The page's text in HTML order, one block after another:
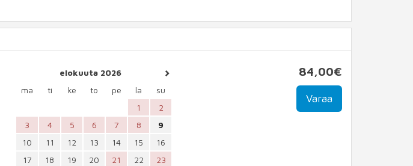
elokuuta 2026
ma
ti ke to pe la
su
1
2
3
4 5 6 7 8
9
10
11 12 13 14 15
16
17
18 19 20 21 22
23
84,00€